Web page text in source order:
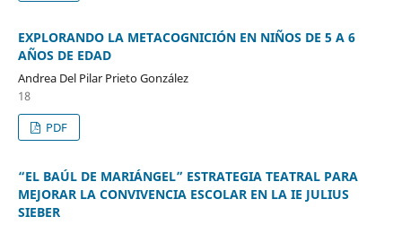
EXPLORANDO LA METACOGNICIÓN EN NIÑOS DE 5 A 6
AÑOS DE EDAD
Andrea Del Pilar Prieto González
18
PDF
“EL BAÚL DE MARIÁNGEL” ESTRATEGIA TEATRAL PARA
MEJORAR LA CONVIVENCIA ESCOLAR EN LA IE JULIUS
SIEBER